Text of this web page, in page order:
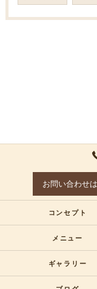
お問い合わせ
コンセプト
メニュー
ギャラリー